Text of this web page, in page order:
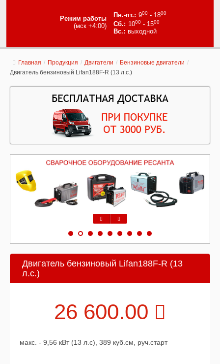
Режим работы
(мск +4:00)
900- 1800
1000- 1500
выходной
Главная / Продукция / Двигатели / Бензиновые двигатели /
Двигатель бензиновый Lifan188F-R (13 л.с.)
Двигатель бензиновый Lifan188F-R (13
л.с.)
26 600.00
макс. - 9,56 кВт (13 л.с), 389 куб.см, руч.старт